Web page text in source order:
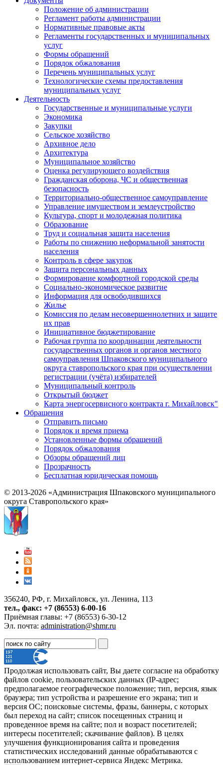
Положение об администрации
Регламент работы администрации
Нормативные правовые акты
Регламенты государственных и муниципальных
услуг
Формы обращений
Порядок обжалования
Перечень муниципальных услуг
Технологические схемы предоставления
муниципальных услуг
Деятельность
Государственные и муниципальные услуги
Экономика
Закупки
Сельское хозяйство
Архивное дело
Архитектура
Муниципальное хозяйство
Оценка регулирующего воздействия
Гражданская оборона, ЧС и общественная
безопасность
Территориально-общественное самоуправление
Управление имуществом и землеустройство
Культура, спорт и молодежная политика
Образование
Труд и социальная защита населения
Работы по снижению неформальной занятости
населения
Контроль в сфере закупок
Защита персональных данных
Формирование комфортной городской среды
Социально-экономическое развитие
Информация для освободившихся
Жилье
Комиссия по делам несовершеннолетних и защите
их прав
Инициативное бюджетирование
Рабочая группа по координации деятельности
государственных органов и органов местного
самоуправления Шпаковского муниципального
округа ставропольского края при осуществлении
регистрации (учёта) избирателей
Муниципальный контроль
Открытый бюджет
Карта энергосервисного контракта г. Михайловск"
Обращения
Отправить письмо
Порядок и время приема
Установленные формы обращений
Порядок обжалования
Обзоры обращений лиц
Прозрачность
Бесплатная юридическая помощь
© 2013-2026 «Администрация Шпаковского муниципального
округа Ставропольского края»
356240, РФ, г. Михайловск, ул. Ленина, 113
тел., факс: +7 (86553) 6-00-16
Приёмная главы: +7 (86553) 6-30-12
Эл. почта: administration@shmr.ru
Продолжая использовать сайт, Вы даете согласие на обработку
файлов cookie, пользовательских данных (IP-адрес;
предполагаемое географическое положение; тип, версия, язык
браузера; тип устройства и разрешение его экрана; тип и
версия ОС; поисковые системы, фразы, баннеры, с которых
был переход на сайт; список посещенных страниц и
проведенное время на сайте; пол и возраст посетителей;
интересы посетителей; скачивание файлов). В целях
улучшения функционирования сайта и проведения
статистических исследований данные обрабатываются с
использованием интернет-сервиса Яндекс Метрика.